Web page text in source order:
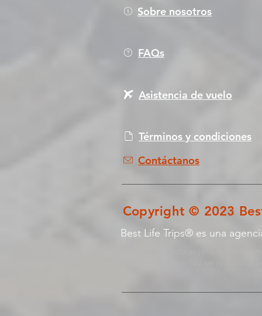
Sobre nosotros
FAQs
Asistencia de vuelo
Términos y condiciones
Contáctanos
Copyright © 2023
Best Life Trips® es una